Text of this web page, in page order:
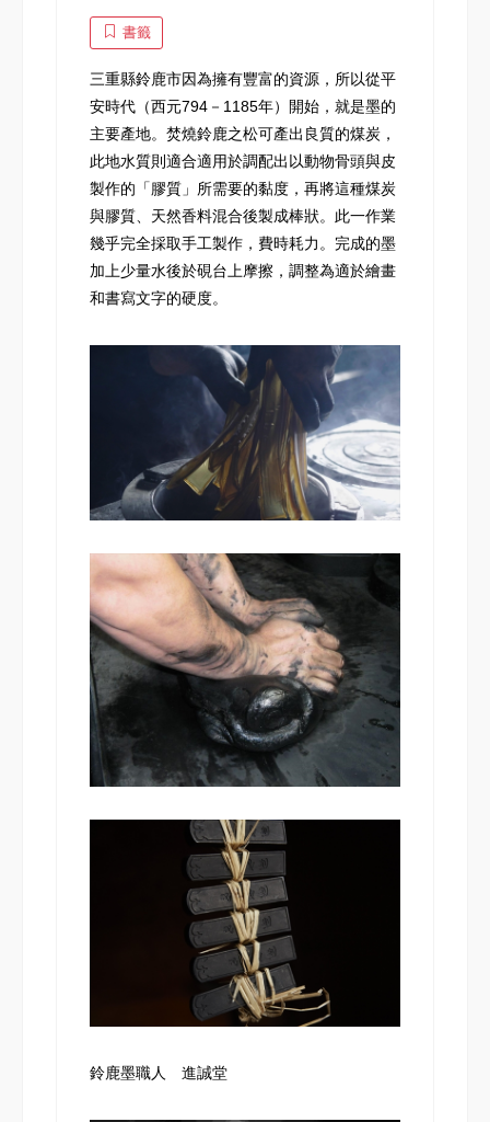
書籤
三重縣鈴鹿市因為擁有豐富的資源，所以從平
安時代（西元794－1185年）開始，就是墨的
主要產地。焚燒鈴鹿之松可產出良質的煤炭，
此地水質則適合適用於調配出以動物骨頭與皮
製作的「膠質」所需要的黏度，再將這種煤炭
與膠質、天然香料混合後製成棒狀。此一作業
幾乎完全採取手工製作，費時耗力。完成的墨
加上少量水後於硯台上摩擦，調整為適於繪畫
和書寫文字的硬度。
鈴鹿墨職人 進誠堂